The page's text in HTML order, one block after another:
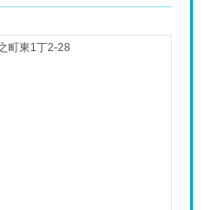
町東1丁2-28